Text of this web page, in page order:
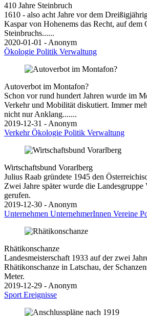
410 Jahre Steinbruch
1610 - also acht Jahre vor dem
Kaspar von Hohenems das Recht, auf dem
Steinbruchs......
2020-01-01 - Anonym
Ökologie Politik Verwaltung
Autoverbot im Montafon?
Schon vor rund hundert Jahren wurde im
Verkehr und Mobilität diskutiert. Immer
nicht nur Anklang.......
2019-12-31 - Anonym
VerkehrÖkologie Politik Verwaltung
Wirtschaftsbund Vorarlberg
Julius Raab gründete 1945 den
Zwei Jahre später wurde die Landesgruppe
gerufen.
2019-12-30 - Anonym
Unternehmen UnternehmerInnen Vereine
Rhätikonschanze
Landesmeisterschaft 1933 auf der zwei
Rhätikonschanze in Latschau, der
Meter.
2019-12-29 - Anonym
Sport Ereignisse